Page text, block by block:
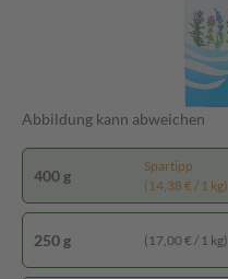
Abbildung kann abweichen
400 g
Spartipp
(14,38 € / 1 kg)
250 g (17,00 € / 1 kg)